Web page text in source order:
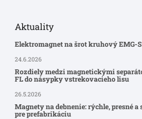
Aktuality
Elektromagnet na šrot kruhový EMG-
24.6.2026
Rozdiely medzi magnetickými
FL do násypky vstrekovacieho lisu
26.5.2026
Magnety na debnenie: rýchle, presné
pre prefabrikáciu